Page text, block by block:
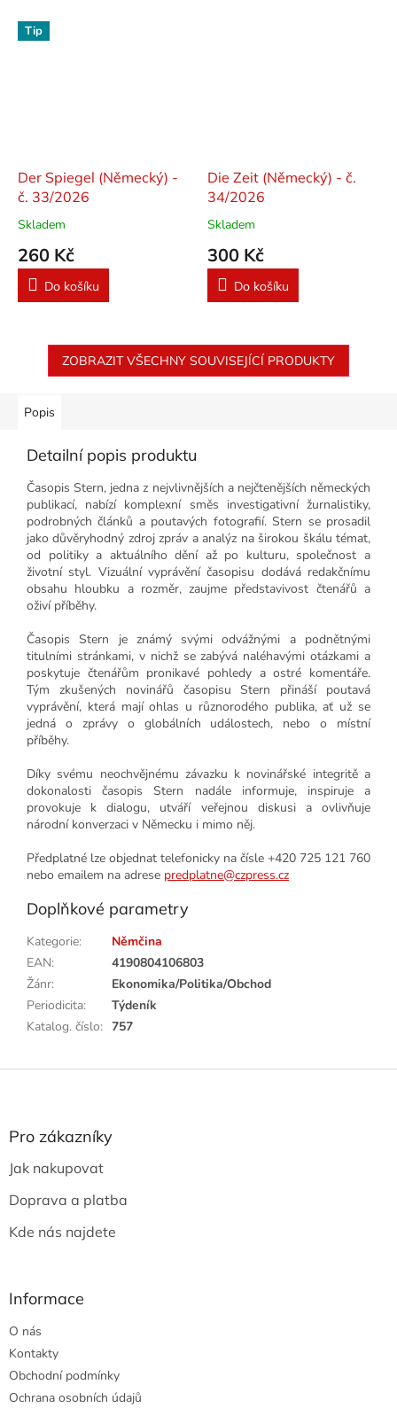
Tip
Der Spiegel (Německý) -
č. 33/2026
Skladem
260 Kč
Do košíku
Die Zeit (Německý) - č.
34/2026
Skladem
300 Kč
Do košíku
ZOBRAZIT VŠECHNY SOUVISEJÍCÍ PRODUKTY
Popis
Detailní popis produktu
Časopis Stern, jedna z nejvlivnějších a nejčtenějších německých
publikací, nabízí komplexní směs investigativní žurnalistiky,
podrobných článků a poutavých fotografií. Stern se prosadil
jako důvěryhodný zdroj zpráv a analýz na širokou škálu témat,
od politiky a aktuálního dění až po kulturu, společnost a
životní styl. Vizuální vyprávění časopisu dodává redakčnímu
obsahu hloubku a rozměr, zaujme představivost čtenářů a
oživí příběhy.
Časopis Stern je známý svými odvážnými a podnětnými
titulními stránkami, v nichž se zabývá naléhavými otázkami a
poskytuje čtenářům pronikavé pohledy a ostré komentáře.
Tým zkušených novinářů časopisu Stern přináší poutavá
vyprávění, která mají ohlas u různorodého publika, ať už se
jedná o zprávy o globálních událostech, nebo o místní
příběhy.
Díky svému neochvějnému závazku k novinářské integritě a
dokonalosti časopis Stern nadále informuje, inspiruje a
provokuje k dialogu, utváří veřejnou diskusi a ovlivňuje
národní konverzaci v Německu i mimo něj.
Předplatné lze objednat telefonicky na čísle +420 725 121 760
nebo emailem na adrese predplatne@czpress.cz
Doplňkové parametry
Kategorie:
Němčina
EAN:
4190804106803
Žánr:
Ekonomika/Politika/Obchod
Periodicita:
Týdeník
Katalog. číslo: 757
Z
Pro zákazníky
Jak nakupovat
Doprava a platba
Kde nás najdete
Informace
O nás
Kontakty
Obchodní podmínky
Ochrana osobních údajů